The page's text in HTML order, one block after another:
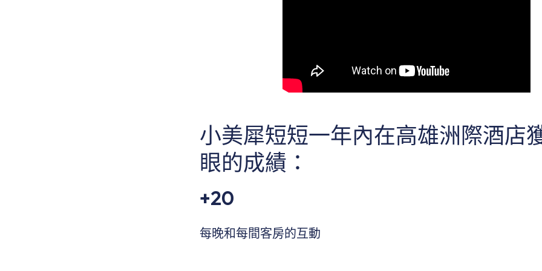
小美犀短短一年內在高雄洲際酒店
眼的成績：
+20
每晚和每間客房的互動